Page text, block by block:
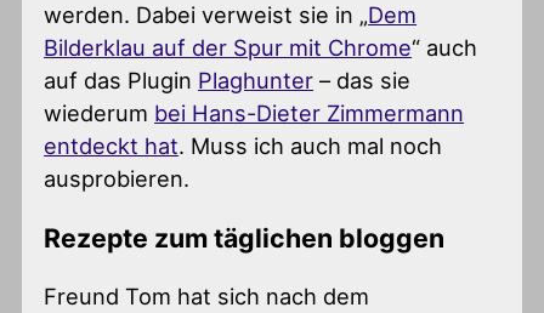
werden. Dabei verweist sie in „Dem
Bilderklau auf der Spur mit Chrome“ auch
auf das Plugin Plaghunter – das sie
wiederum bei Hans-Dieter Zimmermann
entdeckt hat. Muss ich auch mal noch
ausprobieren.
Rezepte zum täglichen bloggen
Freund Tom hat sich nach dem